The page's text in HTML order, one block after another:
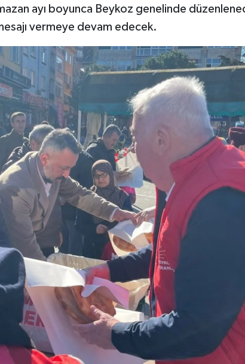
ayı boyunca Beykoz genelinde
vermeye devam edecek.